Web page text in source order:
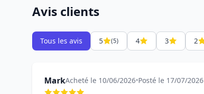
Avis clients
Tous les avis 5 (5) 4 3 2
MarkAcheté le 10/06/2026•Posté le 17/07/2026